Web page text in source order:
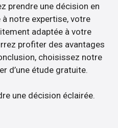
prendre une décision en
notre expertise, votre
adaptée à votre
profiter des avantages
choisissez notre
d’une étude gratuite.
une décision éclairée.